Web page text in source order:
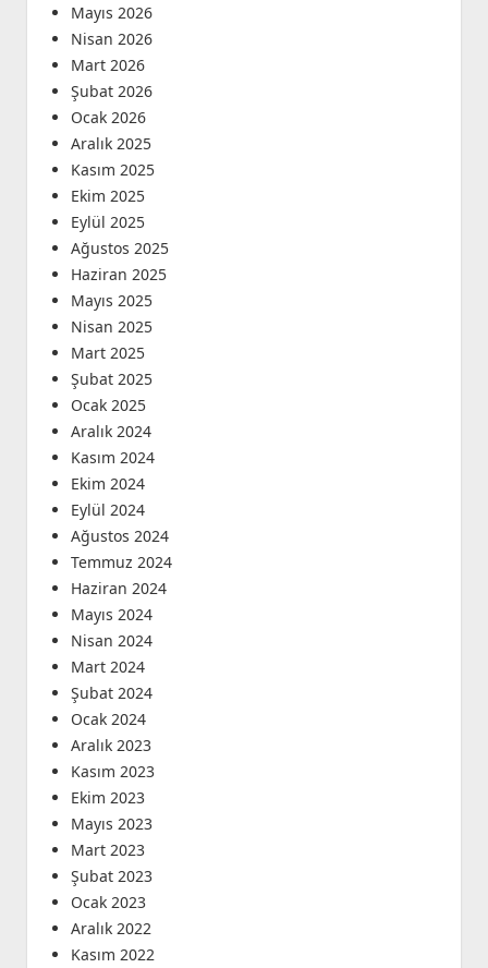
Mayıs 2026
Nisan 2026
Mart 2026
Şubat 2026
Ocak 2026
Aralık 2025
Kasım 2025
Ekim 2025
Eylül 2025
Ağustos 2025
Haziran 2025
Mayıs 2025
Nisan 2025
Mart 2025
Şubat 2025
Ocak 2025
Aralık 2024
Kasım 2024
Ekim 2024
Eylül 2024
Ağustos 2024
Temmuz 2024
Haziran 2024
Mayıs 2024
Nisan 2024
Mart 2024
Şubat 2024
Ocak 2024
Aralık 2023
Kasım 2023
Ekim 2023
Mayıs 2023
Mart 2023
Şubat 2023
Ocak 2023
Aralık 2022
Kasım 2022